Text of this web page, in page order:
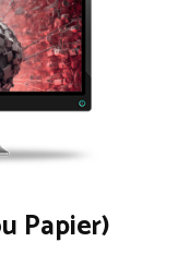
Papier)